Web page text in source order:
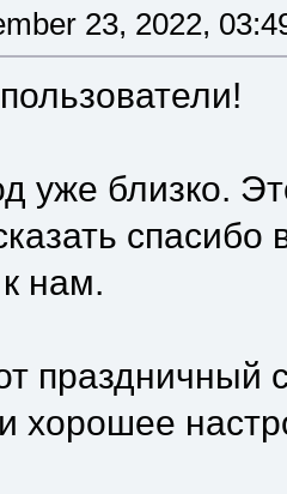
23, 2022,
уже близко.
нам.
праздничный
хорошее